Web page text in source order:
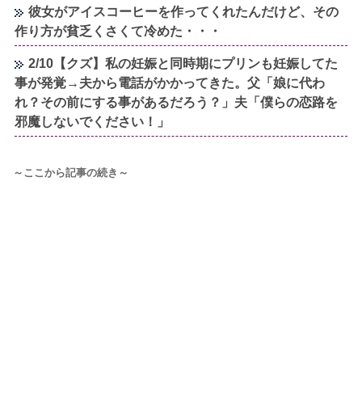
彼女がアイスコーヒーを作ってくれたんだけど、その
作り方が貧乏くさくて冷めた・・・
2/10【クズ】私の妊娠と同時期にプリンも妊娠してた
事が発覚→夫から電話がかかってきた。父「娘に代わ
れ？その前にする事があるだろう？」夫「僕らの恋路を
邪魔しないでください！」
～ここから記事の続き～